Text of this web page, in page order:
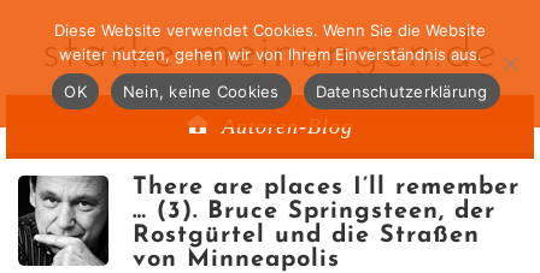
starke-meinungen.de
Autoren-Blog
There are places I’ll remember
… (3). Bruce Springsteen, der
Rostgürtel und die Straßen
von Minneapolis
Diese Website verwendet Cookies. Wenn Sie die Website
weiter nutzen, gehen wir von Ihrem Einverständnis aus.
OK
Nein, keine Cookies Datenschutzerklärung